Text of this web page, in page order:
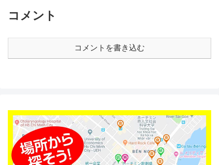
コメント
コメントを書き込む